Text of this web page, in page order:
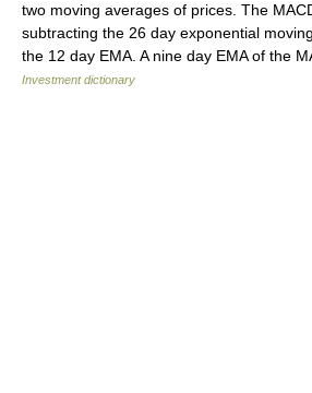
two moving averages of prices. The
subtracting the 26 day exponential
the 12 day EMA. A nine day EMA of the
Investment dictionary